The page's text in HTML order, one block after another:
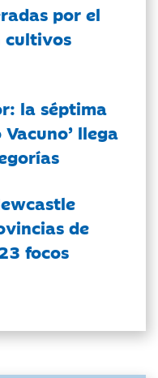
por el
cultivos
la séptima
llega
de
focos